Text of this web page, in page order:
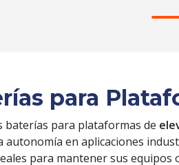
para
baterías para plataformas de
autonomía en aplicaciones
para mantener sus equipos